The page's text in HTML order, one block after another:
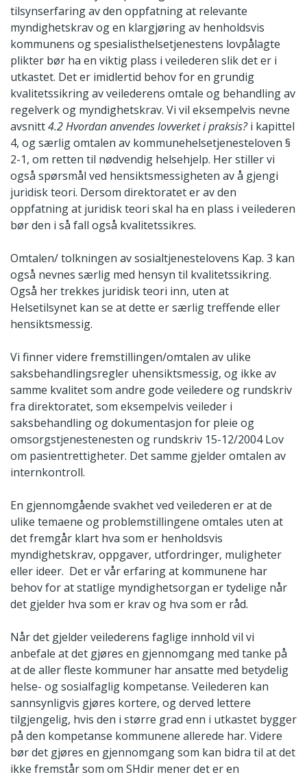
tilsynserfaring av den oppfatning at relevante
myndighetskrav og en klargjøring av henholdsvis
kommunens og spesialisthelsetjenestens lovpålagte
plikter bør ha en viktig plass i veilederen slik det er i
utkastet. Det er imidlertid behov for en grundig
kvalitetssikring av veilederens omtale og behandling av
regelverk og myndighetskrav. Vi vil eksempelvis nevne
avsnitt4.2 Hvordan anvendes lovverket i praksis?i kapittel
4, og særlig omtalen av kommunehelsetjenesteloven §
2-1, om retten til nødvendig helsehjelp. Her stiller vi
også spørsmål ved hensiktsmessigheten av å gjengi
juridisk teori. Dersom direktoratet er av den
oppfatning at juridisk teori skal ha en plass i veilederen
bør den i så fall også kvalitetssikres.
Omtalen/ tolkningen av sosialtjenestelovens Kap. 3 kan
også nevnes særlig med hensyn til kvalitetssikring.
Også her trekkes juridisk teori inn, uten at
Helsetilsynet kan se at dette er særlig treffende eller
hensiktsmessig.
Vi finner videre fremstillingen/omtalen av ulike
saksbehandlingsregler uhensiktsmessig, og ikke av
samme kvalitet som andre gode veiledere og rundskriv
fra direktoratet, som eksempelvis veileder i
saksbehandling og dokumentasjon for pleie og
omsorgstjenestenesten og rundskriv 15-12/2004 Lov
om pasientrettigheter. Det samme gjelder omtalen av
internkontroll.
En gjennomgående svakhet ved veilederen er at de
ulike temaene og problemstillingene omtales uten at
det fremgår klart hva som er henholdsvis
myndighetskrav, oppgaver, utfordringer, muligheter
eller ideer. Det er vår erfaring at kommunene har
behov for at statlige myndighetsorgan er tydelige når
det gjelder hva som er krav og hva som er råd.
Når det gjelder veilederens faglige innhold vil vi
anbefale at det gjøres en gjennomgang med tanke på
at de aller fleste kommuner har ansatte med betydelig
helse- og sosialfaglig kompetanse. Veilederen kan
sannsynligvis gjøres kortere, og derved lettere
tilgjengelig, hvis den i større grad enn i utkastet bygger
på den kompetanse kommunene allerede har. Videre
bør det gjøres en gjennomgang som kan bidra til at det
ikke fremstår som om SHdir mener det er en